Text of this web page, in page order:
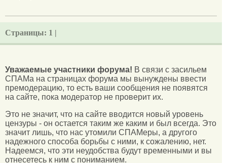
Страницы: 1 |
Уважаемые участники форума! В связи с засильем
СПАМа на страницах форума мы вынуждены ввести
премодерацию, то есть ваши сообщения не появятся
на сайте, пока модератор не проверит их.
Это не значит, что на сайте вводится новый уровень
цензуры - он остается таким же каким и был всегда. Это
значит лишь, что нас утомили СПАМеры, а другого
надежного способа борьбы с ними, к сожалению, нет.
Надеемся, что эти неудобства будут временными и вы
отнесетесь к ним с пониманием.